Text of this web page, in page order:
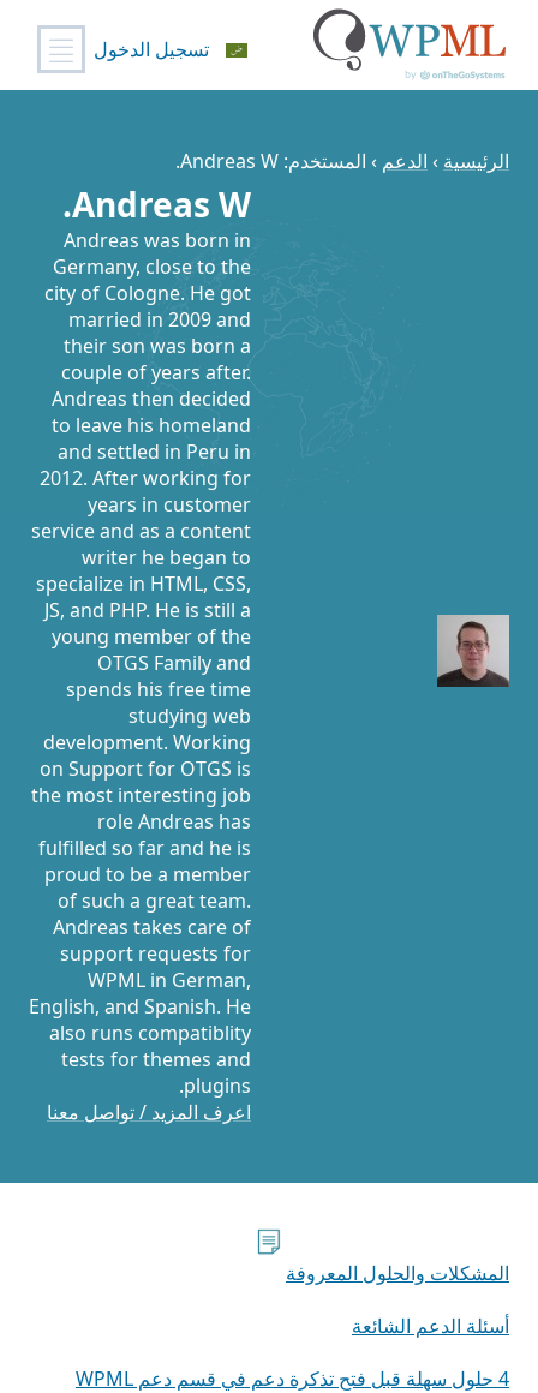
المحتوى
تسجيل الدخول
الرئيسية › الدعم › المستخدم: Andreas W.
Andreas W.
Andreas was born in
Germany, close to the
city of Cologne. He got
married in 2009 and
their son was born a
couple of years after.
Andreas then decided
to leave his homeland
and settled in Peru in
2012. After working for
years in customer
service and as a content
writer he began to
specialize in HTML, CSS,
JS, and PHP. He is still a
young member of the
OTGS Family and
spends his free time
studying web
development. Working
on Support for OTGS is
the most interesting job
role Andreas has
fulfilled so far and he is
proud to be a member
of such a great team.
Andreas takes care of
support requests for
WPML in German,
English, and Spanish. He
also runs compatiblity
tests for themes and
plugins.
اعرف المزيد / تواصل معنا
المشكلات والحلول المعروفة
أسئلة الدعم الشائعة
4 حلول سهلة قبل فتح تذكرة دعم في قسم دعم WPML